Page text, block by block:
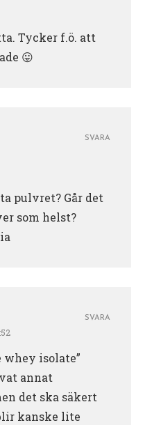
Tycker f.ö. att
😛
pulvret? Går det
som helst?
SVARA
whey isolate”
annat
det ska säkert
kanske lite
SVARA